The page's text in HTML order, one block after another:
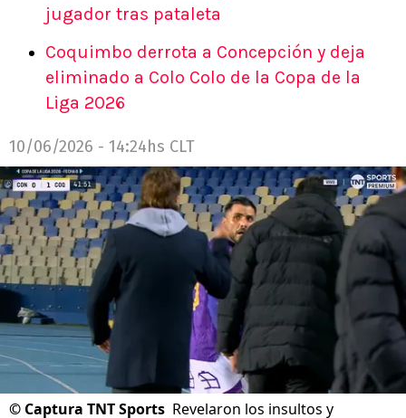
jugador tras pataleta
Coquimbo derrota a Concepción y deja
eliminado a Colo Colo de la Copa de la
Liga 2026
10/06/2026 - 14:24hs CLT
© Captura TNT Sports Revelaron los insultos y